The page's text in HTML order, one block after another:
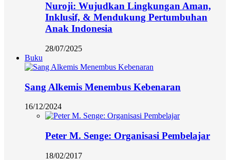
Nuroji: Wujudkan Lingkungan Aman,
Inklusif, & Mendukung Pertumbuhan
Anak Indonesia
28/07/2025
Buku
Sang Alkemis Menembus Kebenaran
16/12/2024
Peter M. Senge: Organisasi Pembelajar
18/02/2017